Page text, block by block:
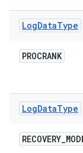
LogDataType
PROCRANK
LogDataType
RECOVERY_